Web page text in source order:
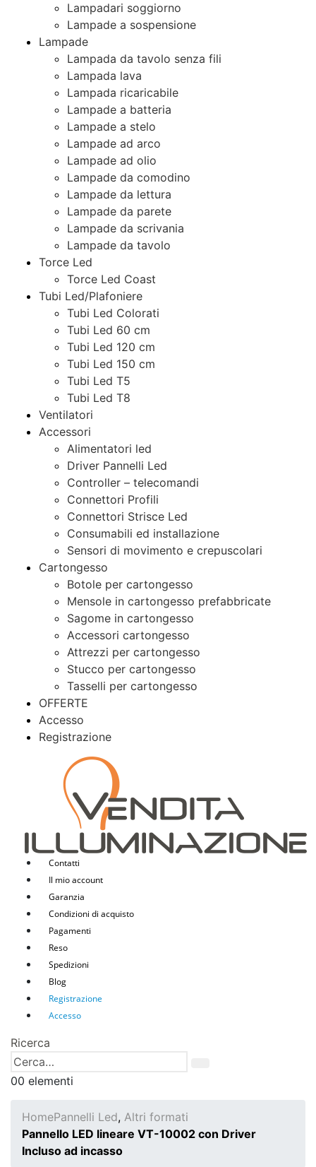
Lampadari soggiorno
Lampade a sospensione
Lampade
Lampada da tavolo senza fili
Lampada lava
Lampada ricaricabile
Lampade a batteria
Lampade a stelo
Lampade ad arco
Lampade ad olio
Lampade da comodino
Lampade da lettura
Lampade da parete
Lampade da scrivania
Lampade da tavolo
Torce Led
Torce Led Coast
Tubi Led/Plafoniere
Tubi Led Colorati
Tubi Led 60 cm
Tubi Led 120 cm
Tubi Led 150 cm
Tubi Led T5
Tubi Led T8
Ventilatori
Accessori
Alimentatori led
Driver Pannelli Led
Controller – telecomandi
Connettori Profili
Connettori Strisce Led
Consumabili ed installazione
Sensori di movimento e crepuscolari
Cartongesso
Botole per cartongesso
Mensole in cartongesso prefabbricate
Sagome in cartongesso
Accessori cartongesso
Attrezzi per cartongesso
Stucco per cartongesso
Tasselli per cartongesso
OFFERTE
Accesso
Registrazione
Contatti
Il mio account
Garanzia
Condizioni di acquisto
Pagamenti
Reso
Spedizioni
Blog
Registrazione
Accesso
Ricerca
00 elementi
HomePannelli Led, Altri formati
Pannello LED lineare VT-10002 con Driver
Incluso ad incasso